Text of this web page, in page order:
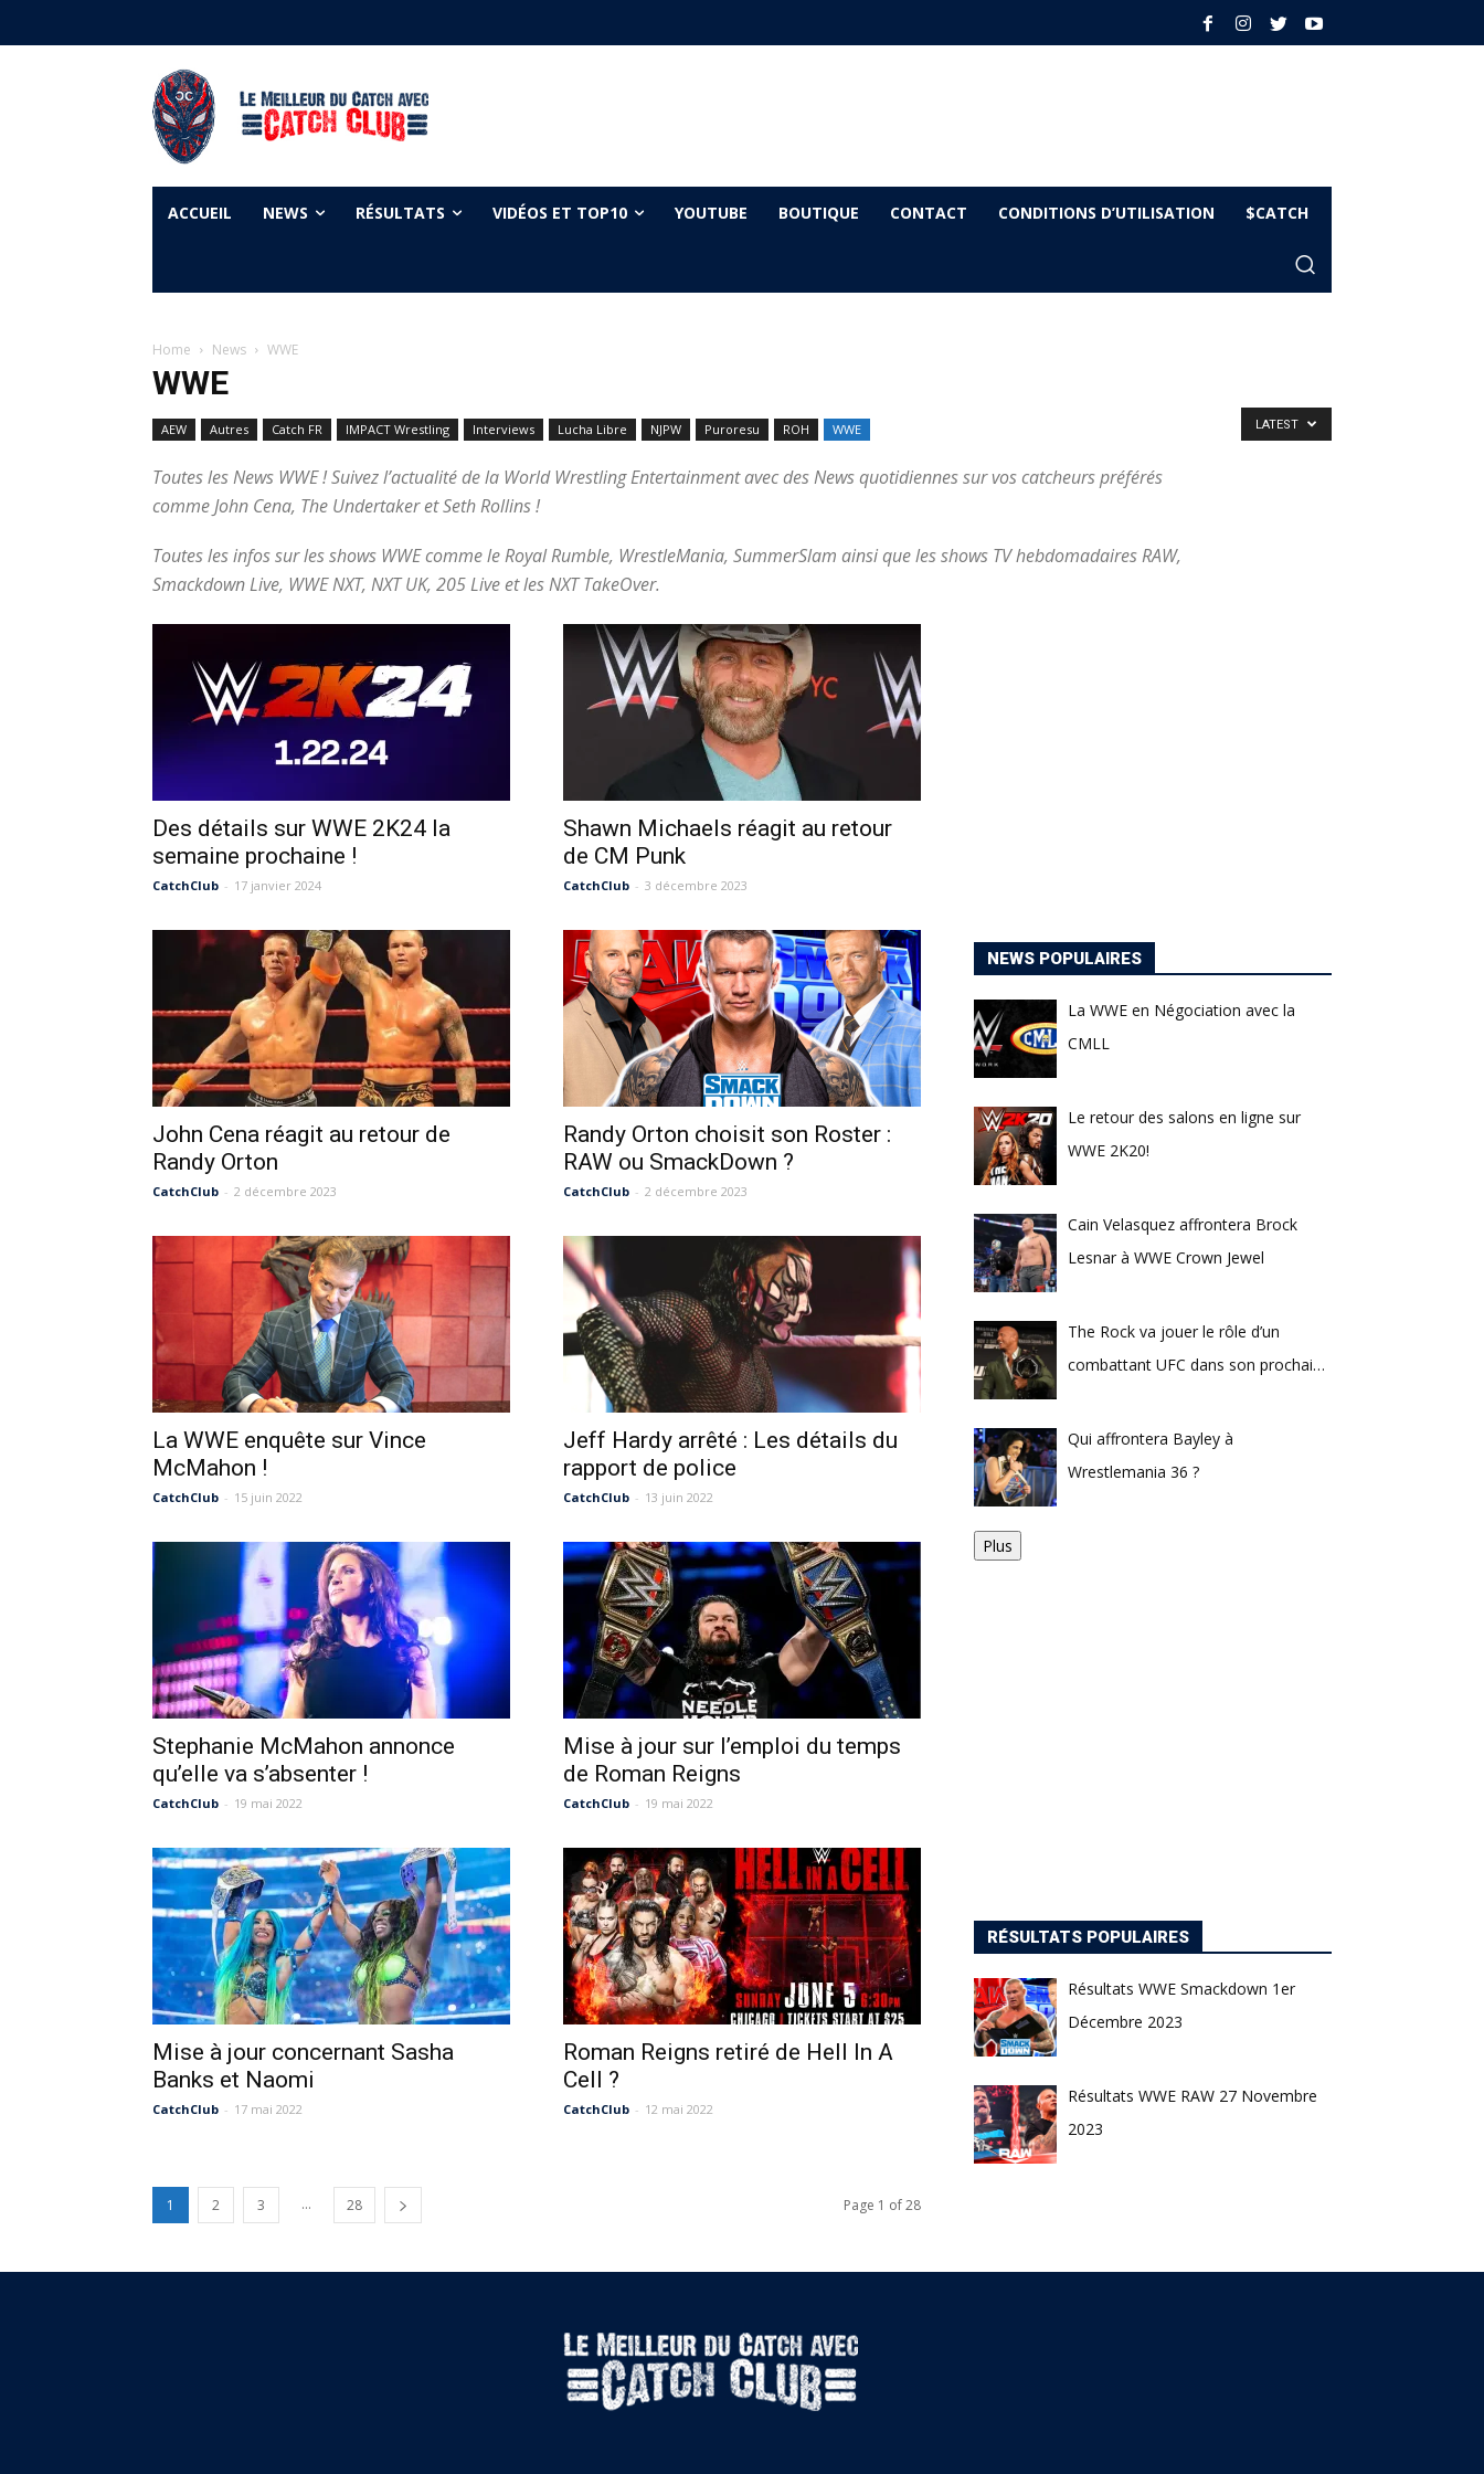
ACCUEIL NEWS RÉSULTATS VIDÉOS ET TOP10 YOUTUBE BOUTIQUE CONTACT CONDITIONS D’UTILISATION $CATCH
Home News WWE
WWE
AEW Autres Catch FR IMPACT Wrestling Interviews Lucha Libre NJPW Puroresu ROH WWE
Toutes les News WWE ! Suivez l’actualité de la World Wrestling Entertainment avec des News quotidiennes sur vos catcheurs préférés
comme John Cena, The Undertaker et Seth Rollins !
Toutes les infos sur les shows WWE comme le Royal Rumble, WrestleMania, SummerSlam ainsi que les shows TV hebdomadaires RAW,
Smackdown Live, WWE NXT, NXT UK, 205 Live et les NXT TakeOver.
LATEST
Des détails sur WWE 2K24 la
semaine prochaine !
CatchClub - 17 janvier 2024
Shawn Michaels réagit au retour
de CM Punk
CatchClub - 3 décembre 2023
John Cena réagit au retour de
Randy Orton
CatchClub - 2 décembre 2023
Randy Orton choisit son Roster :
RAW ou SmackDown ?
CatchClub - 2 décembre 2023
La WWE enquête sur Vince
McMahon !
CatchClub - 15 juin 2022
Jeff Hardy arrêté : Les détails du
rapport de police
CatchClub - 13 juin 2022
Stephanie McMahon annonce
qu’elle va s’absenter !
CatchClub - 19 mai 2022
Mise à jour sur l’emploi du temps
de Roman Reigns
CatchClub - 19 mai 2022
Mise à jour concernant Sasha
Banks et Naomi
CatchClub - 17 mai 2022
Roman Reigns retiré de Hell In A
Cell ?
CatchClub - 12 mai 2022
1 2 3 ... 28 Page 1 of 28
NEWS POPULAIRES
La WWE en Négociation avec la
CMLL
Le retour des salons en ligne sur
WWE 2K20!
Cain Velasquez affrontera Brock
Lesnar à WWE Crown Jewel
The Rock va jouer le rôle d’un
combattant UFC dans son prochain
Qui affrontera Bayley à
Wrestlemania 36 ?
Plus
RÉSULTATS POPULAIRES
Résultats WWE Smackdown 1er
Décembre 2023
Résultats WWE RAW 27 Novembre
2023